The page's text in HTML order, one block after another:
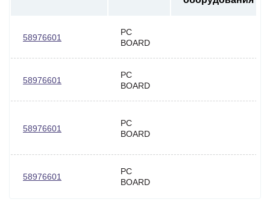
58976601
PC
BOARD
58976601
PC
BOARD
58976601
PC
BOARD
58976601
PC
BOARD